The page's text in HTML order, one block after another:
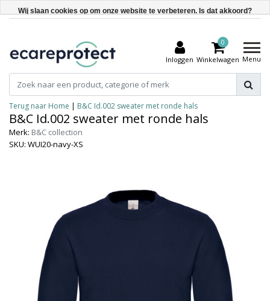
Inloggen
0
Winkelwagen Menu
Terug naar Home | B&C Id.002 sweater met ronde hals
B&C Id.002 sweater met ronde hals
Merk: B&C collection
SKU: WUI20-navy-XS
Wij slaan cookies op om onze website te verbeteren. Is dat akkoord?